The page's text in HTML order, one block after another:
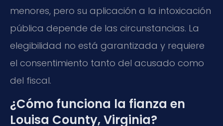
menores, pero su aplicación a la intoxicación
pública depende de las circunstancias. La
elegibilidad no está garantizada y requiere
el consentimiento tanto del acusado como
del fiscal.
¿Cómo funciona la fianza en
Louisa County, Virginia?